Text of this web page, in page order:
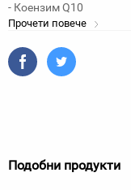
- Коензим Q10
Прочети повече
Подобни продукти